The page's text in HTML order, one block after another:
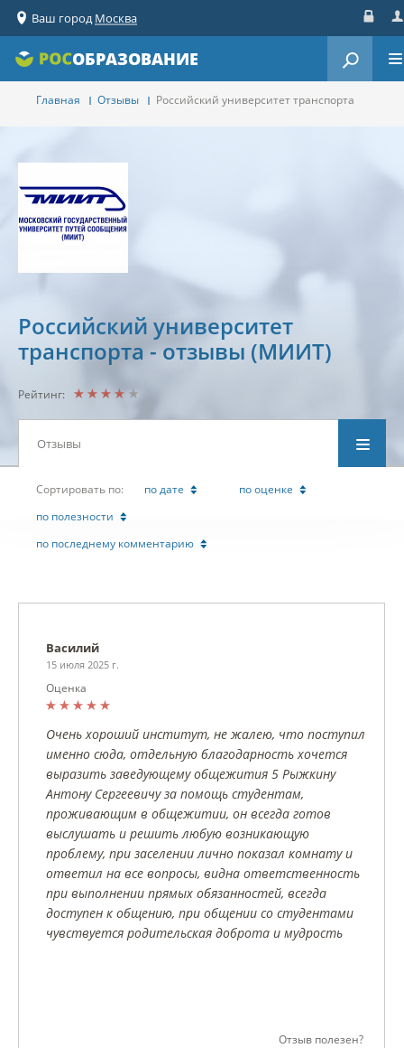
Ваш городМосква
ОБРАЗОВАНИЕ
Главная Отзывы Российский университет транспорта
Российский университет
транспорта - отзывы (МИИТ)
Рейтинг:
Отзывы
Cортировать по: по дате
по оценке
по полезности
по последнему комментарию
Василий
15 июля 2025 г.
Оценка
Очень хороший институт, не жалею, что поступил
именно сюда, отдельную благодарность хочется
выразить заведующему общежития 5 Рыжкину
Антону Сергеевичу за помощь студентам,
проживающим в общежитии, он всегда готов
выслушать и решить любую возникающую
проблему, при заселении лично показал комнату и
ответил на все вопросы, видна ответственность
при выполнении прямых обязанностей, всегда
доступен к общению, при общении со студентами
чувствуется родительская доброта и мудрость
Отзыв полезен?